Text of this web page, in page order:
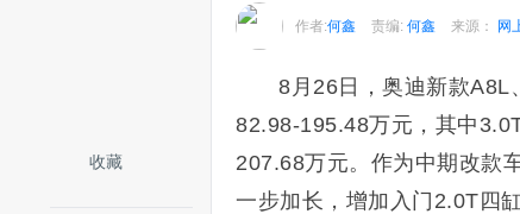
收藏
作者:何鑫 责编: 何鑫 来源： 网
8月26日，奥迪新款A8L
82.98-195.48万元，其中
207.68万元。作为中期改款
一步加长，增加入门2.0T四